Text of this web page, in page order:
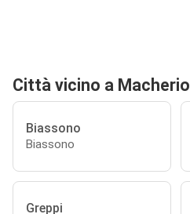
Città vicino a Macherio
Biassono
Biassono
Greppi